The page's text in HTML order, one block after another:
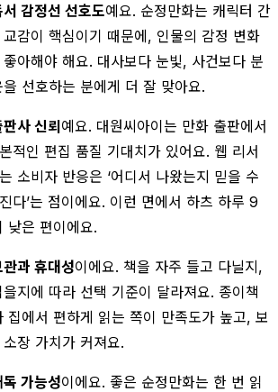
서 감정선 선호도예요. 순정만화는 캐릭터 간
감이 핵심이기 때문에, 인물의 감정 변화
아해야 해요. 대사보다 눈빛, 사건보다 분
선호하는 분에게 더 잘 맞아요.
판사 신뢰예요. 대원씨아이는 만화 출판에서
적인 편집 품질 기대치가 있어요. 웹 리서
소비자 반응은 ‘어디서 나왔는지 믿을 수
다’는 점이에요. 이런 면에서 하츠 하루 9
낮은 편이에요.
관과 휴대성이에요. 책을 자주 들고 다닐지,
지에 따라 선택 기준이 달라져요. 종이책
집에서 편하게 읽는 쪽이 만족도가 높고, 보
장 가치가 커져요.
독 가능성이에요. 좋은 순정만화는 한 번 읽